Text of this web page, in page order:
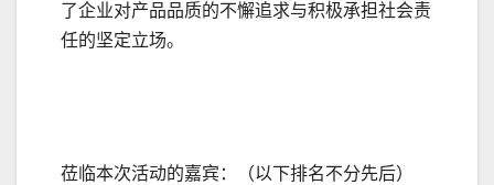
了企业对产品品质的不懈追求与积极承担社会责
任的坚定立场。
莅临本次活动的嘉宾：（以下排名不分先后）